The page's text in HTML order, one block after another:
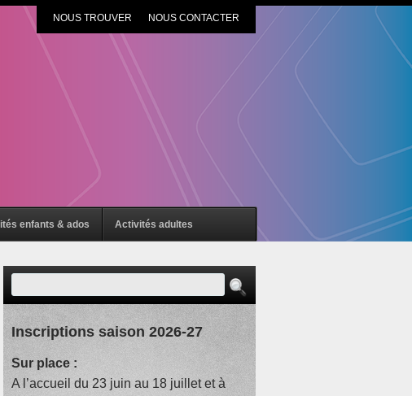
NOUS TROUVER NOUS CONTACTER
enfants & ados Activités adultes
Inscriptions saison 2026-27
Sur place :
A l’accueil du 23 juin au 18 juillet et à